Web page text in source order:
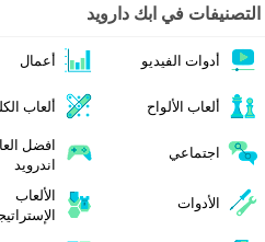
التصنيفات في ابك دارويد
أدوات الفيديو أعمال
ألعاب الألواح ألعاب
اجتماعي
افضل
اندرويد
الأدوات
الألعاب